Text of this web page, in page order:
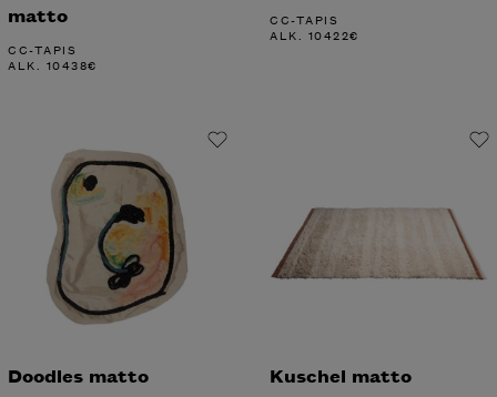
matto
CC-TAPIS
ALK. 10438€
CC-TAPIS
ALK. 10422€
Doodles matto Kuschel matto